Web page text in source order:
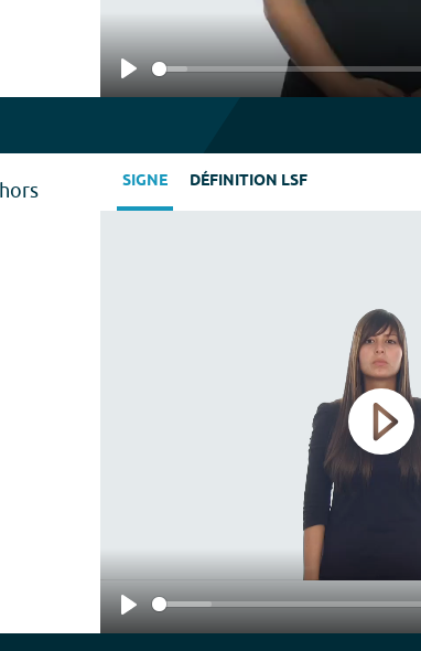
Play
SIGNE DÉFINITION LSF
Play
Play